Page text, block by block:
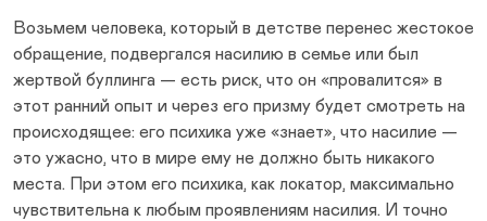
Возьмем человека, который в детстве перенес жестокое
обращение, подвергался насилию в семье или был
жертвой буллинга — есть риск, что он «провалится» в
этот ранний опыт и через его призму будет смотреть на
происходящее: его психика уже «знает», что насилие —
это ужасно, что в мире ему не должно быть никакого
места. При этом его психика, как локатор, максимально
чувствительна к любым проявлениям насилия. И точно